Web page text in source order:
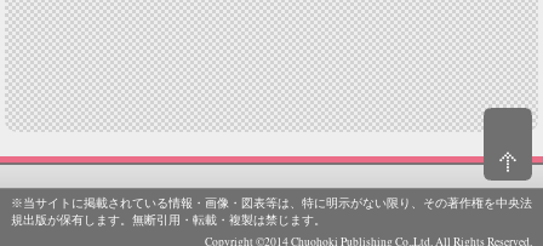
※当サイトに掲載されている情報・画像・図表等は、特に明示がない限り、その著作権を中央法
規出版が保有します。無断引用・転載・複製は禁じます。
Copyright ©2014 Chuohoki Publishing Co.,Ltd. All Rights Reserved.